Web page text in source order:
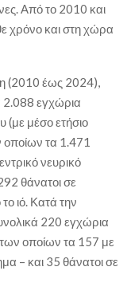
Από το 2010 και
χρόνο και στη χώρα
(2010 έως 2024),
2.088 εγχώρια
(με μέσο ετήσιο
τα 1.471
νευρικό
θάνατοι σε
ιό. Κατά την
220 εγχώρια
οποίων τα 157 με
– και 35 θάνατοι σε